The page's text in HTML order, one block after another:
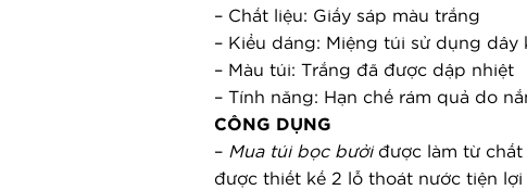
– Chất liệu: Giấy sáp màu trắng
– Kiểu dáng: Miệng túi sử dụng dây
– Màu túi: Trắng đã được dập nhiệt
– Tính năng: Hạn chế rám quả do
CÔNG DỤNG
– Mua túi bọc bưởi được làm từ chất
được thiết kế 2 lỗ thoát nước tiện